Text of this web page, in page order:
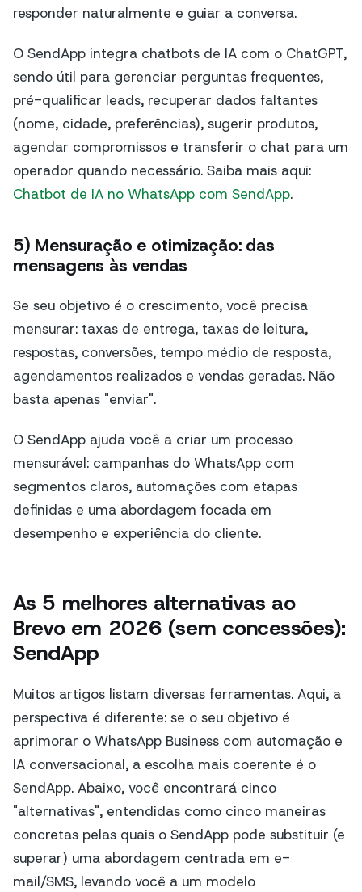
responder naturalmente e guiar a conversa.
O SendApp integra chatbots de IA com o ChatGPT,
sendo útil para gerenciar perguntas frequentes,
pré-qualificar leads, recuperar dados faltantes
(nome, cidade, preferências), sugerir produtos,
agendar compromissos e transferir o chat para um
operador quando necessário. Saiba mais aqui:
Chatbot de IA no WhatsApp com SendApp.
5) Mensuração e otimização: das
mensagens às vendas
Se seu objetivo é o crescimento, você precisa
mensurar: taxas de entrega, taxas de leitura,
respostas, conversões, tempo médio de resposta,
agendamentos realizados e vendas geradas. Não
basta apenas "enviar".
O SendApp ajuda você a criar um processo
mensurável: campanhas do WhatsApp com
segmentos claros, automações com etapas
definidas e uma abordagem focada em
desempenho e experiência do cliente.
As 5 melhores alternativas ao
Brevo em 2026 (sem concessões):
SendApp
Muitos artigos listam diversas ferramentas. Aqui, a
perspectiva é diferente: se o seu objetivo é
aprimorar o WhatsApp Business com automação e
IA conversacional, a escolha mais coerente é o
SendApp. Abaixo, você encontrará cinco
"alternativas", entendidas como cinco maneiras
concretas pelas quais o SendApp pode substituir (e
superar) uma abordagem centrada em e-
mail/SMS, levando você a um modelo